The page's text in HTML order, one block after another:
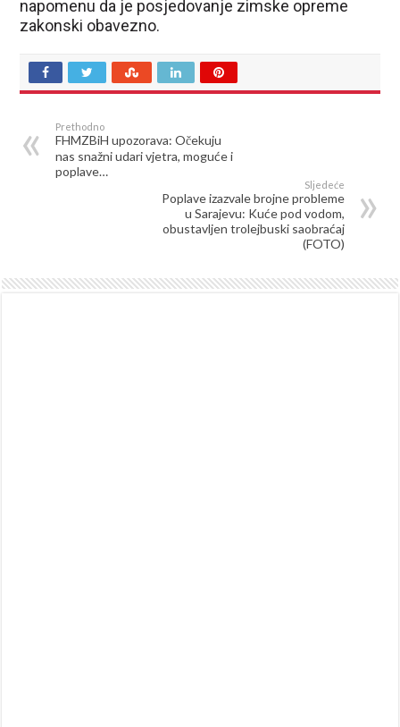
napomenu da je posjedovanje zimske opreme
zakonski obavezno.
Prethodno
FHMZBiH upozorava: Očekuju
nas snažni udari vjetra, moguće i
poplave…
Sljedeće
Poplave izazvale brojne probleme
u Sarajevu: Kuće pod vodom,
obustavljen trolejbuski saobraćaj
(FOTO)